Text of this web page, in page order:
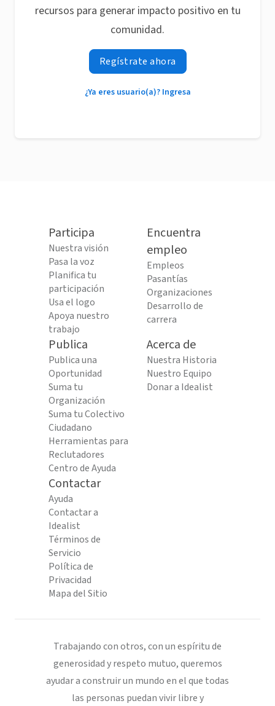
recursos para generar impacto positivo en tu
comunidad.
Regístrate ahora
¿Ya eres usuario(a)? Ingresa
Participa
Nuestra visión
Pasa la voz
Planifica tu
participación
Usa el logo
Apoya nuestro
trabajo
Encuentra
empleo
Empleos
Pasantías
Organizaciones
Desarrollo de
carrera
Publica
Publica una
Oportunidad
Suma tu
Organización
Suma tu Colectivo
Ciudadano
Herramientas para
Reclutadores
Centro de Ayuda
Acerca de
Nuestra Historia
Nuestro Equipo
Donar a Idealist
Contactar
Ayuda
Contactar a
Idealist
Términos de
Servicio
Política de
Privacidad
Mapa del Sitio
Trabajando con otros, con un espíritu de
generosidad y respeto mutuo, queremos
ayudar a construir un mundo en el que todas
las personas puedan vivir libre y